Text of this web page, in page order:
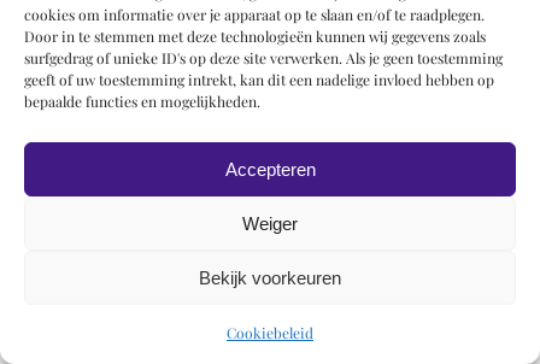
cookies om informatie over je apparaat op te slaan en/of te raadplegen.
Door in te stemmen met deze technologieën kunnen wij gegevens zoals
surfgedrag of unieke ID's op deze site verwerken. Als je geen toestemming
geeft of uw toestemming intrekt, kan dit een nadelige invloed hebben op
bepaalde functies en mogelijkheden.
Accepteren
Weiger
Bekijk voorkeuren
Cookiebeleid
© 2019 Roel Wiechers | Powered byROCK Design